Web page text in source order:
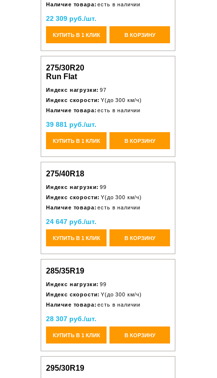
Наличие товара: есть в наличии
22 309 руб./шт.
КУПИТЬ В 1 КЛИК В КОРЗИНУ
275/30R20
Run Flat
Индекс нагрузки: 97
Индекс скорости: Y(до 300 км/ч)
Наличие товара: есть в наличии
39 881 руб./шт.
КУПИТЬ В 1 КЛИК В КОРЗИНУ
275/40R18
Индекс нагрузки: 99
Индекс скорости: Y(до 300 км/ч)
Наличие товара: есть в наличии
24 647 руб./шт.
КУПИТЬ В 1 КЛИК В КОРЗИНУ
285/35R19
Индекс нагрузки: 99
Индекс скорости: Y(до 300 км/ч)
Наличие товара: есть в наличии
28 307 руб./шт.
КУПИТЬ В 1 КЛИК В КОРЗИНУ
295/30R19